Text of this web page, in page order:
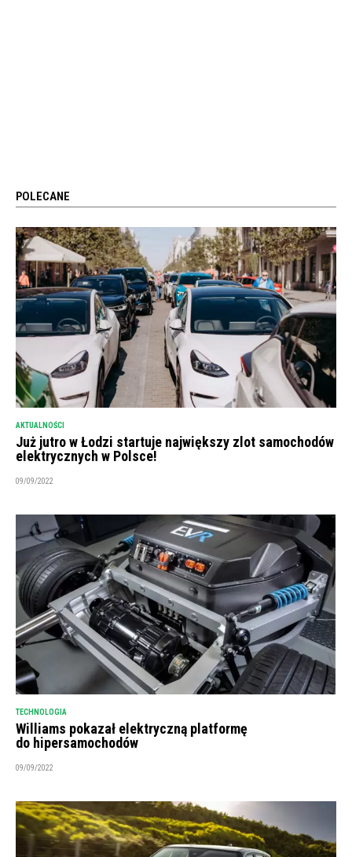
POLECANE
AKTUALNOŚCI
Już jutro w Łodzi startuje największy zlot samochodów
elektrycznych w Polsce!
09/09/2022
TECHNOLOGIA
Williams pokazał elektryczną platformę
do hipersamochodów
09/09/2022